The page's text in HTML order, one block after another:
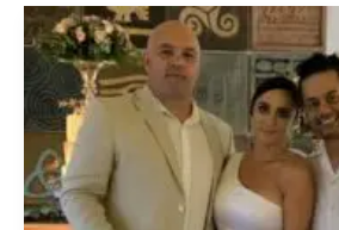
El
Curador